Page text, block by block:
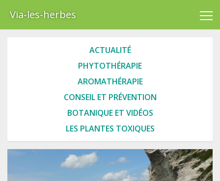
Via-les-herbes
ACTUALITÉ
PHYTOTHÉRAPIE
AROMATHÉRAPIE
CONSEIL ET PRÉVENTION
BOTANIQUE ET VIDÉOS
LES PLANTES TOXIQUES